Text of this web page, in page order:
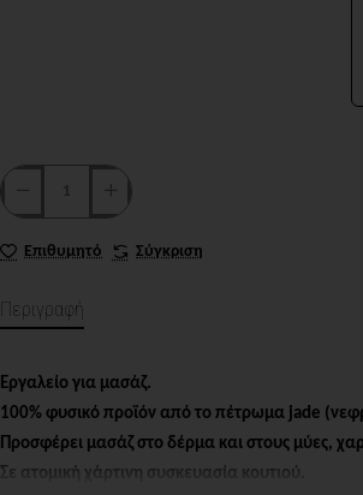
Επιθυμητό Σύγκριση
Περιγραφή
Εργαλείο για μασάζ.
100% φυσικό προϊόν από το πέτρωμα jade
Προσφέρει μασάζ στο δέρμα και στους μύες,
Σε ατομική χάρτινη συσκευασία κουτιού.